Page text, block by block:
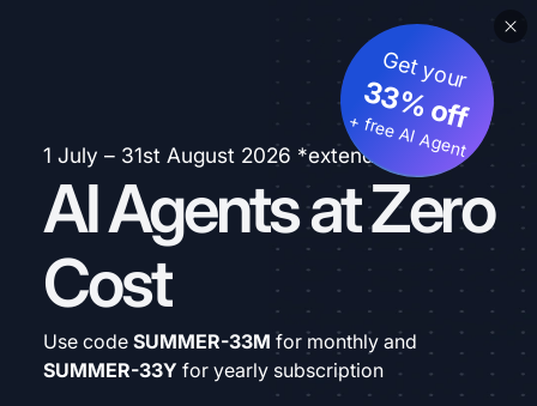
1 July – 31st August 2026 *extended
AI Agents at Zero
Cost
Get your
33% off
+ free AI Agent
Use code SUMMER-33M for monthly and
SUMMER-33Y for yearly subscription